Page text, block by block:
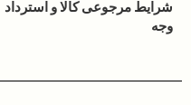
شرایط مرجوعی کالا و استرداد
وجه